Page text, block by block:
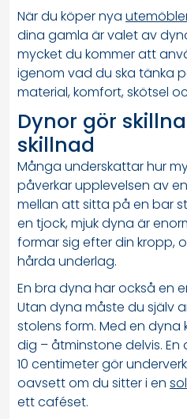
När du köper nya
dina gamla är valet av
mycket du kommer att
igenom vad du ska tänka
material, komfort, skötsel
Dynor gör
skillnad
Många underskattar hur
påverkar upplevelsen av
mellan att sitta på en bar
en tjock, mjuk dyna är
formar sig efter din kropp,
hårda underlag.
En bra dyna har också en
Utan dyna måste du själv
stolens form. Med en dyna
dig – åtminstone delvis.
10 centimeter gör
oavsett om du sitter i en
ett caféset.